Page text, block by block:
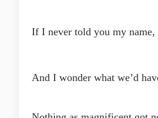
If I never told you my name,
And I wonder what we’d